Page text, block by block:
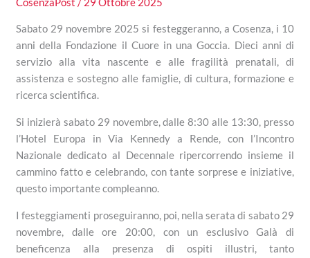
Sabato 29 novembre 2025 si festeggeranno, a Cosenza, i 10
anni della Fondazione il Cuore in una Goccia. Dieci anni di
servizio alla vita nascente e alle fragilità prenatali, di
assistenza e sostegno alle famiglie, di cultura, formazione e
ricerca scientifica.
Si inizierà sabato 29 novembre, dalle 8:30 alle 13:30, presso
l’Hotel Europa in Via Kennedy a Rende, con l’Incontro
Nazionale dedicato al Decennale ripercorrendo insieme il
cammino fatto e celebrando, con tante sorprese e iniziative,
questo importante compleanno.
I festeggiamenti proseguiranno, poi, nella serata di sabato 29
novembre, dalle ore 20:00, con un esclusivo Galà di
beneficenza alla presenza di ospiti illustri, tanto